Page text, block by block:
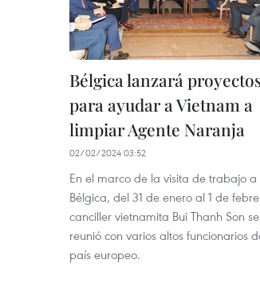
Bélgica lanzará
para ayudar a Vietnam a
limpiar Agente Naranja
02/02/2024 03:52
En el marco de la visita de trabajo a
Bélgica, del 31 de enero al 1 de
canciller vietnamita Bui Thanh Son se
reunió con varios altos funcionarios
país europeo.